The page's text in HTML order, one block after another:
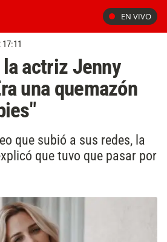
EN VIVO
la actriz Jenny
una quemazón
que subió a sus redes, la
que tuvo que pasar por